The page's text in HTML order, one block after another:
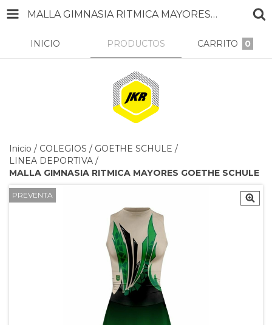
MALLA GIMNASIA RITMICA MAYORES GOETHE SCHULE
INICIO PRODUCTOS CARRITO 0
Inicio / COLEGIOS / GOETHE SCHULE /
LINEA DEPORTIVA /
MALLA GIMNASIA RITMICA MAYORES GOETHE SCHULE
PREVENTA